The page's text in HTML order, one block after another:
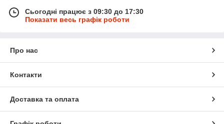
Сьогодні працює з 09:30 до 17:30
Показати весь графік роботи
Про нас
Контакти
Доставка та оплата